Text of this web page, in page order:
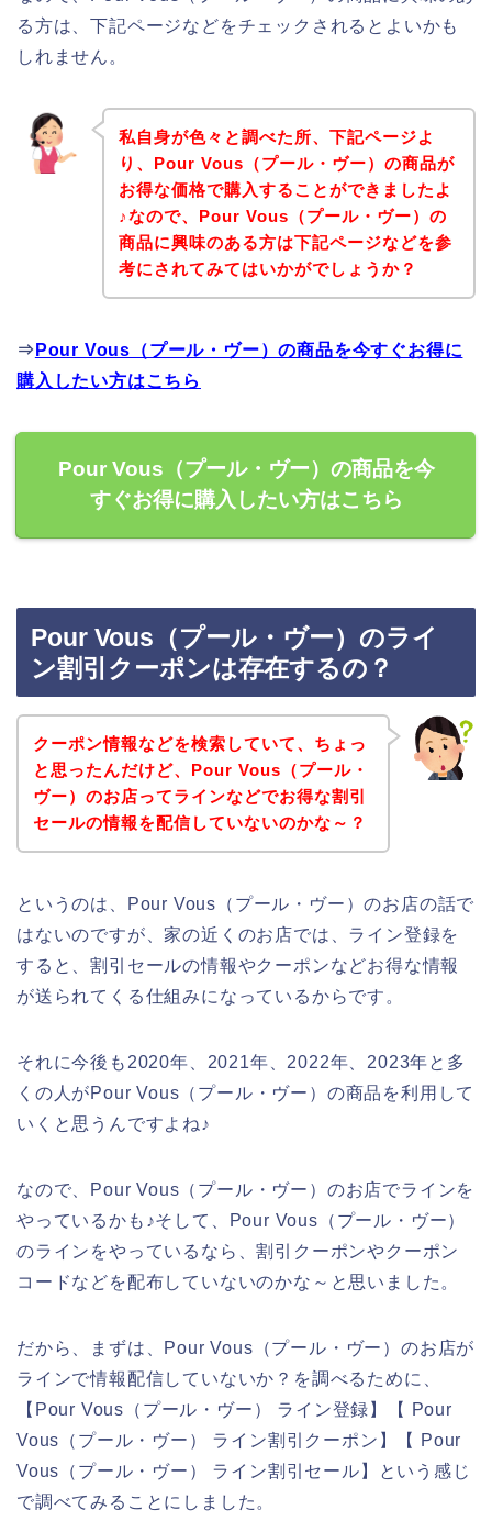
る方は、下記ページなどをチェックされるとよいかも
しれません。
私自身が色々と調べた所、下記ページよ
り、Pour Vous（プール・ヴー）の商品が
お得な価格で購入することができましたよ
♪なので、Pour Vous（プール・ヴー）の
商品に興味のある方は下記ページなどを参
考にされてみてはいかがでしょうか？
⇒ Pour Vous（プール・ヴー）の商品を今すぐお得に
購入したい方はこちら
Pour Vous（プール・ヴー）の商品を今
すぐお得に購入したい方はこちら
Pour Vous（プール・ヴー）のライ
ン割引クーポンは存在するの？
クーポン情報などを検索していて、ちょっ
と思ったんだけど、Pour Vous（プール・
ヴー）のお店ってラインなどでお得な割引
セールの情報を配信していないのかな～？
というのは、Pour Vous（プール・ヴー）のお店の話で
はないのですが、家の近くのお店では、ライン登録を
すると、割引セールの情報やクーポンなどお得な情報
が送られてくる仕組みになっているからです。
それに今後も2020年、2021年、2022年、2023年と多
くの人がPour Vous（プール・ヴー）の商品を利用して
いくと思うんですよね♪
なので、Pour Vous（プール・ヴー）のお店でラインを
やっているかも♪そして、Pour Vous（プール・ヴー）
のラインをやっているなら、割引クーポンやクーポン
コードなどを配布していないのかな～と思いました。
だから、まずは、Pour Vous（プール・ヴー）のお店が
ラインで情報配信していないか？を調べるために、
【Pour Vous（プール・ヴー） ライン登録】【 Pour
Vous（プール・ヴー） ライン割引クーポン】【 Pour
Vous（プール・ヴー） ライン割引セール】という感じ
で調べてみることにしました。